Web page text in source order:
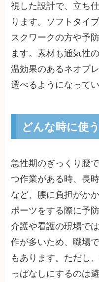
視した設計で、立ち
ります。ソフトタイ
スクワークの方や予
ます。素材も通気性
温効果のあるネオプ
選べるようになってい
どんな時に使
急性期のぎっくり腰
つ作業がある時、長
など、腰に負担がか
ポーツをする際に予
介護や看護の現場で
作が多いため、職場
もあります。ただし
っぱなしにするのは